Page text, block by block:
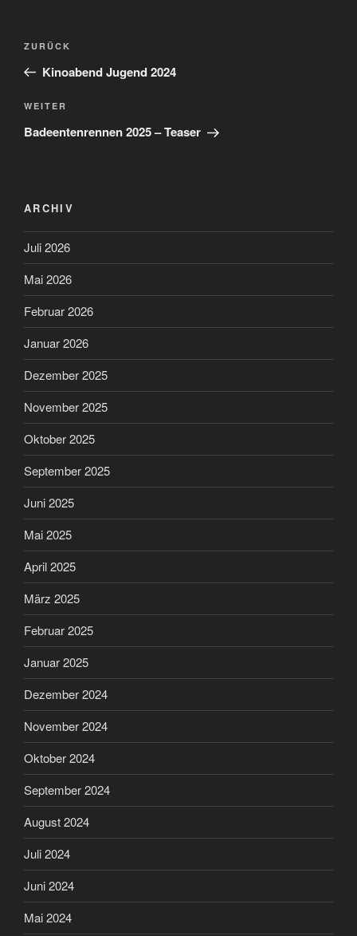
Beitragsnavigation
Vorheriger
Beitrag
ZURÜCK
Kinoabend Jugend 2024
Nächster
Beitrag
WEITER
Badeentenrennen 2025 – Teaser
ARCHIV
Juli 2026
Mai 2026
Februar 2026
Januar 2026
Dezember 2025
November 2025
Oktober 2025
September 2025
Juni 2025
Mai 2025
April 2025
März 2025
Februar 2025
Januar 2025
Dezember 2024
November 2024
Oktober 2024
September 2024
August 2024
Juli 2024
Juni 2024
Mai 2024